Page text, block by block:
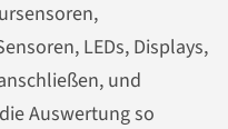
LEDs, Displays,
und
Auswertung so